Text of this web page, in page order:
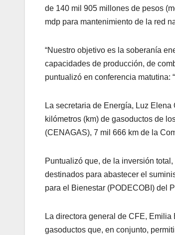
de 140 mil 905 millones de pesos
mdp para mantenimiento de la red
“Nuestro objetivo es la soberanía
capacidades de producción, de
puntualizó en conferencia matutina:
La secretaria de Energía, Luz
kilómetros (km) de gasoductos de
(CENAGAS), 7 mil 666 km de la
Puntualizó que, de la inversión
destinados para abastecer el
para el Bienestar (PODECOBI) del
La directora general de CFE,
gasoductos que, en conjunto,